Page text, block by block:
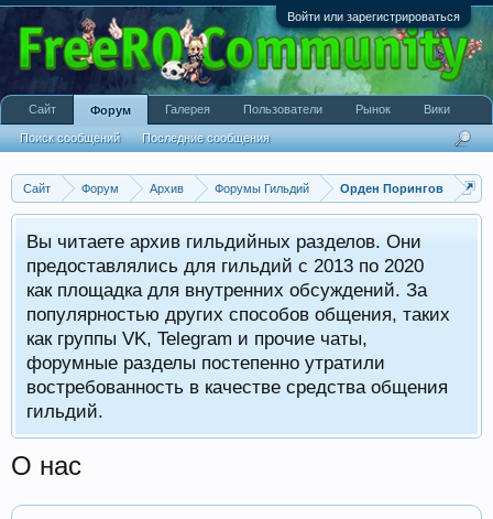
Войти или зарегистрироваться
Сайт Форум Архив Форумы Гильдий Орден Порингов
Вы читаете архив гильдийных разделов. Они
предоставлялись для гильдий с 2013 по 2020
как площадка для внутренних обсуждений. За
популярностью других способов общения, таких
как группы VK, Telegram и прочие чаты,
форумные разделы постепенно утратили
востребованность в качестве средства общения
гильдий.
О нас
Сайт Форум
Поиск сообщений Последние сообщения
Галерея Пользователи Рынок Вики